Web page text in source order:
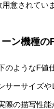
意されてい
ン機種の
のようなF値
サーサイズ
際の描写性能